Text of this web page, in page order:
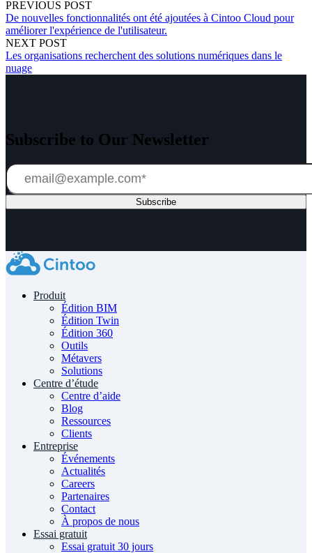
PREVIOUS POST
De nouvelles fonctionnalités ont été ajoutées à Cintoo Cloud pour
améliorer l'expérience de l'utilisateur.
NEXT POST
Les organisations recherchent des solutions numériques dans le
nuage
Subscribe to Our Newsletter
Produit
Édition BIM
Édition Twin
Édition 360
Outils
Métavers
Solutions
Centre d’étude
Centre d’aide
Blog
Ressources
Clients
Entreprise
Événements
Actualités
Careers
Partenaires
Contact
À propos de nous
Essai gratuit
Essai gratuit 30 jours